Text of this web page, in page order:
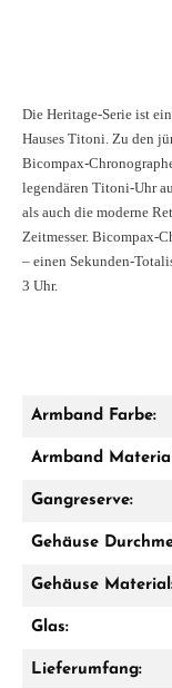
Die Heritage-Serie ist
Hauses Titoni. Zu den
Bicompax-
legendären Titoni-Uhr
als auch die moderne
Zeitmesser. Bicompax-
– einen Sekunden-
3 Uhr.
Armband Farbe:
Armband
Gangreserve:
Gehäuse
Gehäuse
Glas:
Lieferumfang: